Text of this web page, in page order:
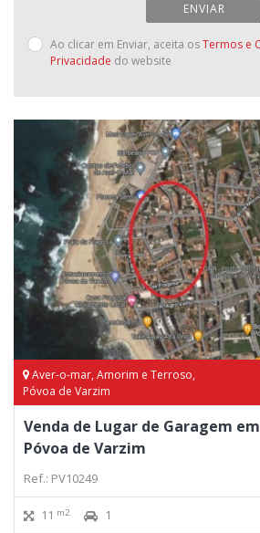
ENVIAR
Ao clicar em Enviar, aceita osTermos e
Privacidade do website
Aver-o-mar, Amorim e Terroso,
Póvoa de Varzim
Venda de Lugar de Garagem
Póvoa de Varzim
Ref.: PV10249
11 m2 1